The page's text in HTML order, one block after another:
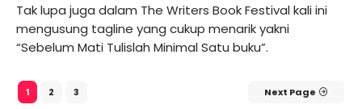
Tak lupa juga dalam The Writers Book Festival kali ini
mengusung tagline yang cukup menarik yakni
“Sebelum Mati Tulislah Minimal Satu buku”.
1 2 3 Next Page